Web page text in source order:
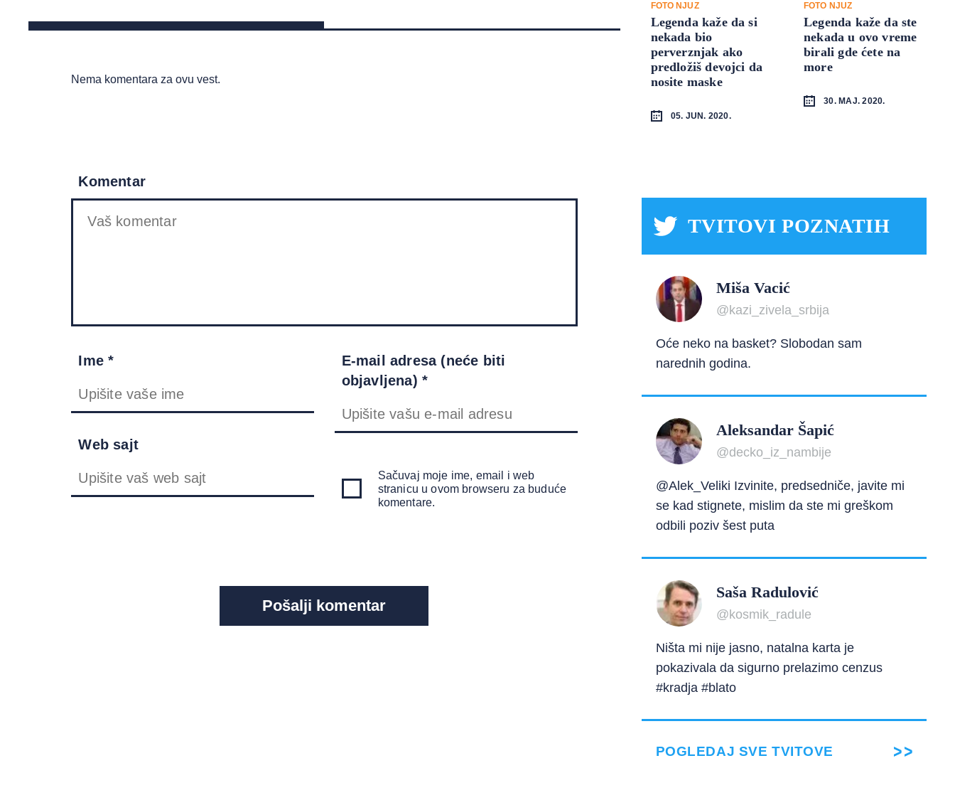
Nema komentara za ovu vest.
Komentar
Ime *
E-mail adresa (neće biti
objavljena) *
Web sajt
Sačuvaj moje ime, email i web
stranicu u ovom browseru za buduće
komentare.
FOTO NJUZ
Legenda kaže da si
nekada bio
perverznjak ako
predložiš devojci da
nosite maske
05. JUN. 2020.
FOTO NJUZ
Legenda kaže da ste
nekada u ovo vreme
birali gde ćete na
more
30. MAJ. 2020.
TVITOVI POZNATIH
Miša Vacić
@kazi_zivela_srbija
Oće neko na basket? Slobodan sam
narednih godina.
Aleksandar Šapić
@decko_iz_nambije
@Alek_Veliki Izvinite, predsedniče, javite mi
se kad stignete, mislim da ste mi greškom
odbili poziv šest puta
Saša Radulović
@kosmik_radule
Ništa mi nije jasno, natalna karta je
pokazivala da sigurno prelazimo cenzus
#kradja #blato
POGLEDAJ SVE TVITOVE